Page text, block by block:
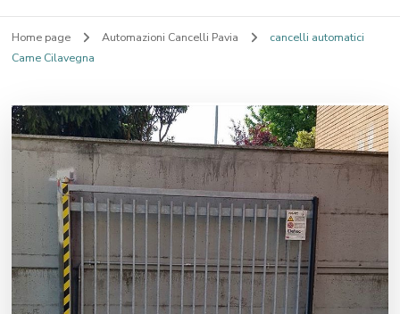
Home page Automazioni Cancelli Pavia
cancelli automatici
Came Cilavegna